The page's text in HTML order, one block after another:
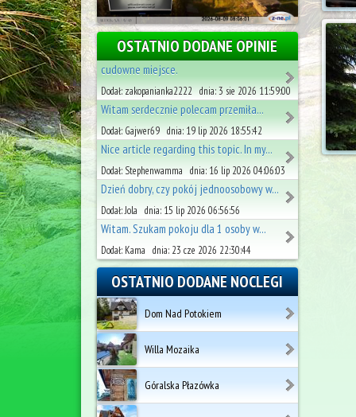
OSTATNIO DODANE OPINIE
cudowne miejsce.
Dodał: zakopanianka2222 dnia: 3 sie 2026 11:59:00
Witam serdecznie polecam przemiła...
Dodał: Gajwer69 dnia: 19 lip 2026 18:55:42
Nice article regarding this topic. In my...
Dodał: Stephenwamma dnia: 16 lip 2026 04:06:03
Dzień dobry, czy pokój jednoosobowy w...
Dodał: Jola dnia: 15 lip 2026 06:56:56
Witam. Szukam pokoju dla 1 osoby w...
Dodał: Kama dnia: 23 cze 2026 22:30:44
OSTATNIO DODANE NOCLEGI
Dom Nad Potokiem
Willa Mozaika
Góralska Płazówka